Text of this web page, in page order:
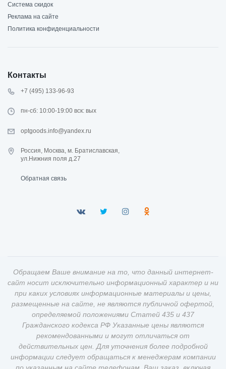
Система скидок
Реклама на сайте
Политика конфиденциальности
Контакты
+7 (495) 133-96-93
пн-сб: 10:00-19:00 вск: вых
optgoods.info@yandex.ru
Россия, Москва, м. Братиславская,
ул.Нижния поля д.27
Обратная связь
Обращаем Ваше внимание на то, что данный интернет-
сайт носит исключительно информационный характер и ни
при каких условиях информационные материалы и цены,
размещенные на сайте, не являются публичной офертой,
определяемой положениями Статей 435 и 437
Гражданского кодекса РФ Указанные цены являются
рекомендованными и могут отличаться от
действительных цен. Для уточнения более подробной
информации следует обращаться к менеджерам компании
по указанным на сайте телефонам. Ваш заказ, включая